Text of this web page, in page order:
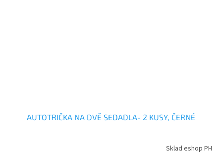
AUTOTRIČKA NA DVĚ SEDADLA- 2 KUSY, ČERNÉ
Sklad eshop PH